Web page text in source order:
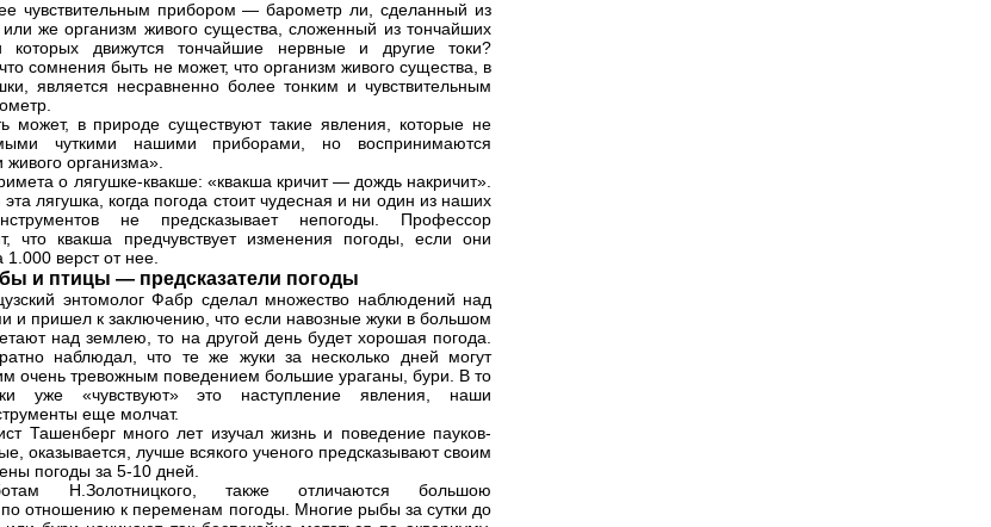
чувствительным прибором — барометр ли, сделанный из
же организм живого существа, сложенный из тончайших
которых движутся тончайшие нервные и другие токи?
сомнения быть не может, что организм живого существа, в
является несравненно более тонким и чувствительным
может, в природе существуют такие явления, которые не
чуткими нашими приборами, но воспринимаются
организма».
о лягушке-квакше: «квакша кричит — дождь накричит».
лягушка, когда погода стоит чудесная и ни один из наших
не предсказывает непогоды. Профессор
что квакша предчувствует изменения погоды, если они
верст от нее.
и птицы — предсказатели погоды
энтомолог Фабр сделал множество наблюдений над
и пришел к заключению, что если навозные жуки в большом
над землею, то на другой день будет хорошая погода.
наблюдал, что те же жуки за несколько дней могут
очень тревожным поведением большие ураганы, бури. В то
уже «чувствуют» это наступление явления, наши
еще молчат.
Ташенберг много лет изучал жизнь и поведение пауков-
оказывается, лучше всякого ученого предсказывают своим
погоды за 5-10 дней.
Н.Золотницкого, также отличаются большою
по отношению к переменам погоды. Многие рыбы за сутки до